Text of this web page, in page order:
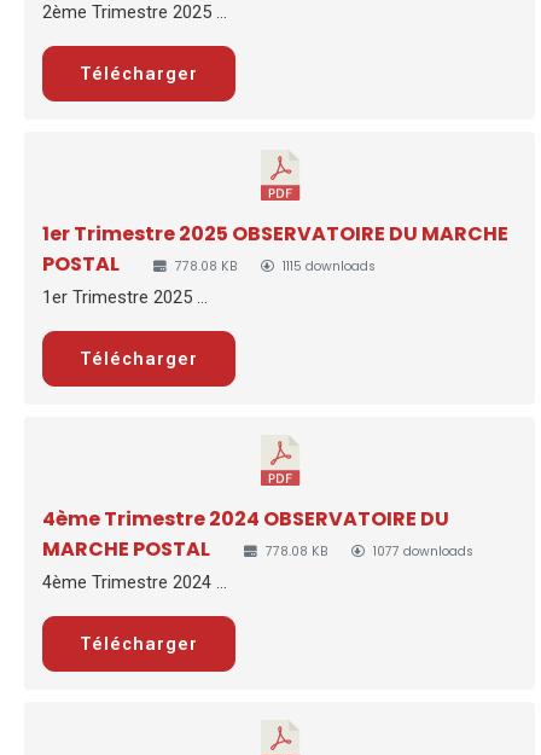
2ème Trimestre 2025 ...
Télécharger
1er Trimestre 2025 OBSERVATOIRE DU MARCHE
POSTAL
778.08 KB 1115 downloads
1er Trimestre 2025 ...
Télécharger
4ème Trimestre 2024 OBSERVATOIRE DU
MARCHE POSTAL
778.08 KB 1077 downloads
4ème Trimestre 2024 ...
Télécharger